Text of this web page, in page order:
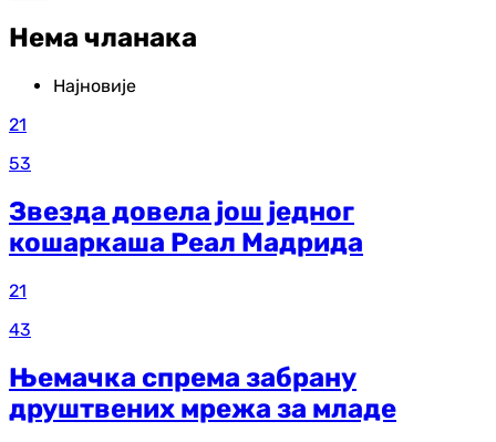
Нема чланака
Најновије
21
53
Звезда довела још једног
кошаркаша Реал Мадрида
21
43
Њемачка спрема забрану
друштвених мрежа за младе